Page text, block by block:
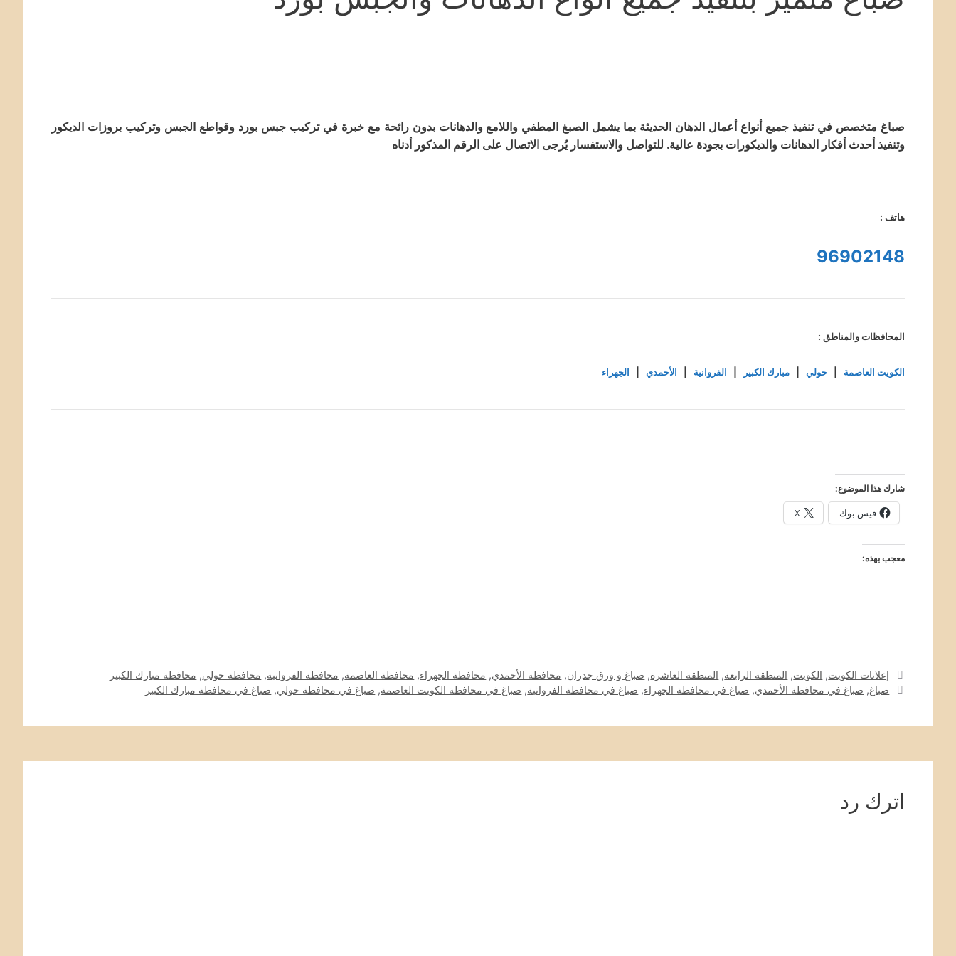
صباغ متخصص في تنفيذ جميع أنواع أعمال الدهان الحديثة بما يشمل الصبغ المطفي واللامع والدهانات بدون رائحة مع خبرة في تركيب جبس بورد وقواطع الجبس وتركيب بروزات الديكور
وتنفيذ أحدث أفكار الدهانات والديكورات بجودة عالية. للتواصل والاستفسار يُرجى الاتصال على الرقم المذكور أدناه
هاتف :
96902148
المحافظات والمناطق :
الكويت العاصمة حولي مبارك الكبير الفروانية الأحمدي الجهراء
شارك هذا الموضوع:
فيس بوك X
معجب بهذه:
التصنيفات
إعلانات الكويت, الكويت, المنطقة الرابعة, المنطقة العاشرة, صباغ و ورق جدران, محافظة الأحمدي, محافظة الجهراء, محافظة العاصمة, محافظة الفروانية, محافظة حولي, محافظة مبارك الكبير
الوسوم
صباغ, صباغ في محافظة الأحمدي, صباغ في محافظة الجهراء, صباغ في محافظة الفروانية, صباغ في محافظة الكويت العاصمة, صباغ في محافظة حولي, صباغ في محافظة مبارك الكبير
اترك رد